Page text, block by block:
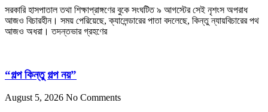
সরকারি হাসপাতাল তথা শিক্ষাপ্রাঙ্গণের বুকে সংঘটিত ৯ আগস্টের সেই নৃশংস অপরাধ
আজও বিচারহীন। সময় পেরিয়েছে, ক্যালেন্ডারের পাতা বদলেছে, কিন্তু ন্যায়বিচারের পথ
আজও অধরা। তদন্তভার গ্রহণের
“গল্প কিন্তু গল্প নয়”
August 5, 2026 No Comments